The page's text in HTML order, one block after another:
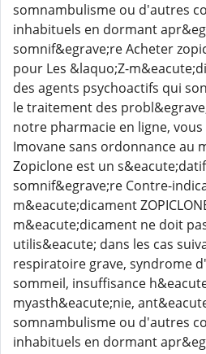
somnambulisme ou d'autres
inhabituels en dormant
somnif&egrave;re Acheter
pour Les &laquo;Z-
des agents psychoactifs qui
le traitement des
notre pharmacie en ligne,
Imovane sans ordonnance au
Zopiclone est un
somnif&egrave;re Contre-
m&eacute;dicament
m&eacute;dicament ne doit
utilis&eacute; dans les cas
respiratoire grave, syndrome
sommeil, insuffisance
myasth&eacute;nie,
somnambulisme ou d'autres
inhabituels en dormant